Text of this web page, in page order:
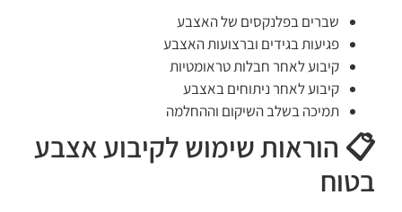
שברים בפלנקסים של האצבע
פגיעות בגידים וברצועות האצבע
קיבוע לאחר חבלות טראומטיות
קיבוע לאחר ניתוחים באצבע
תמיכה בשלב השיקום וההחלמה
📋 הוראות שימוש לקיבוע אצבע
בטוח